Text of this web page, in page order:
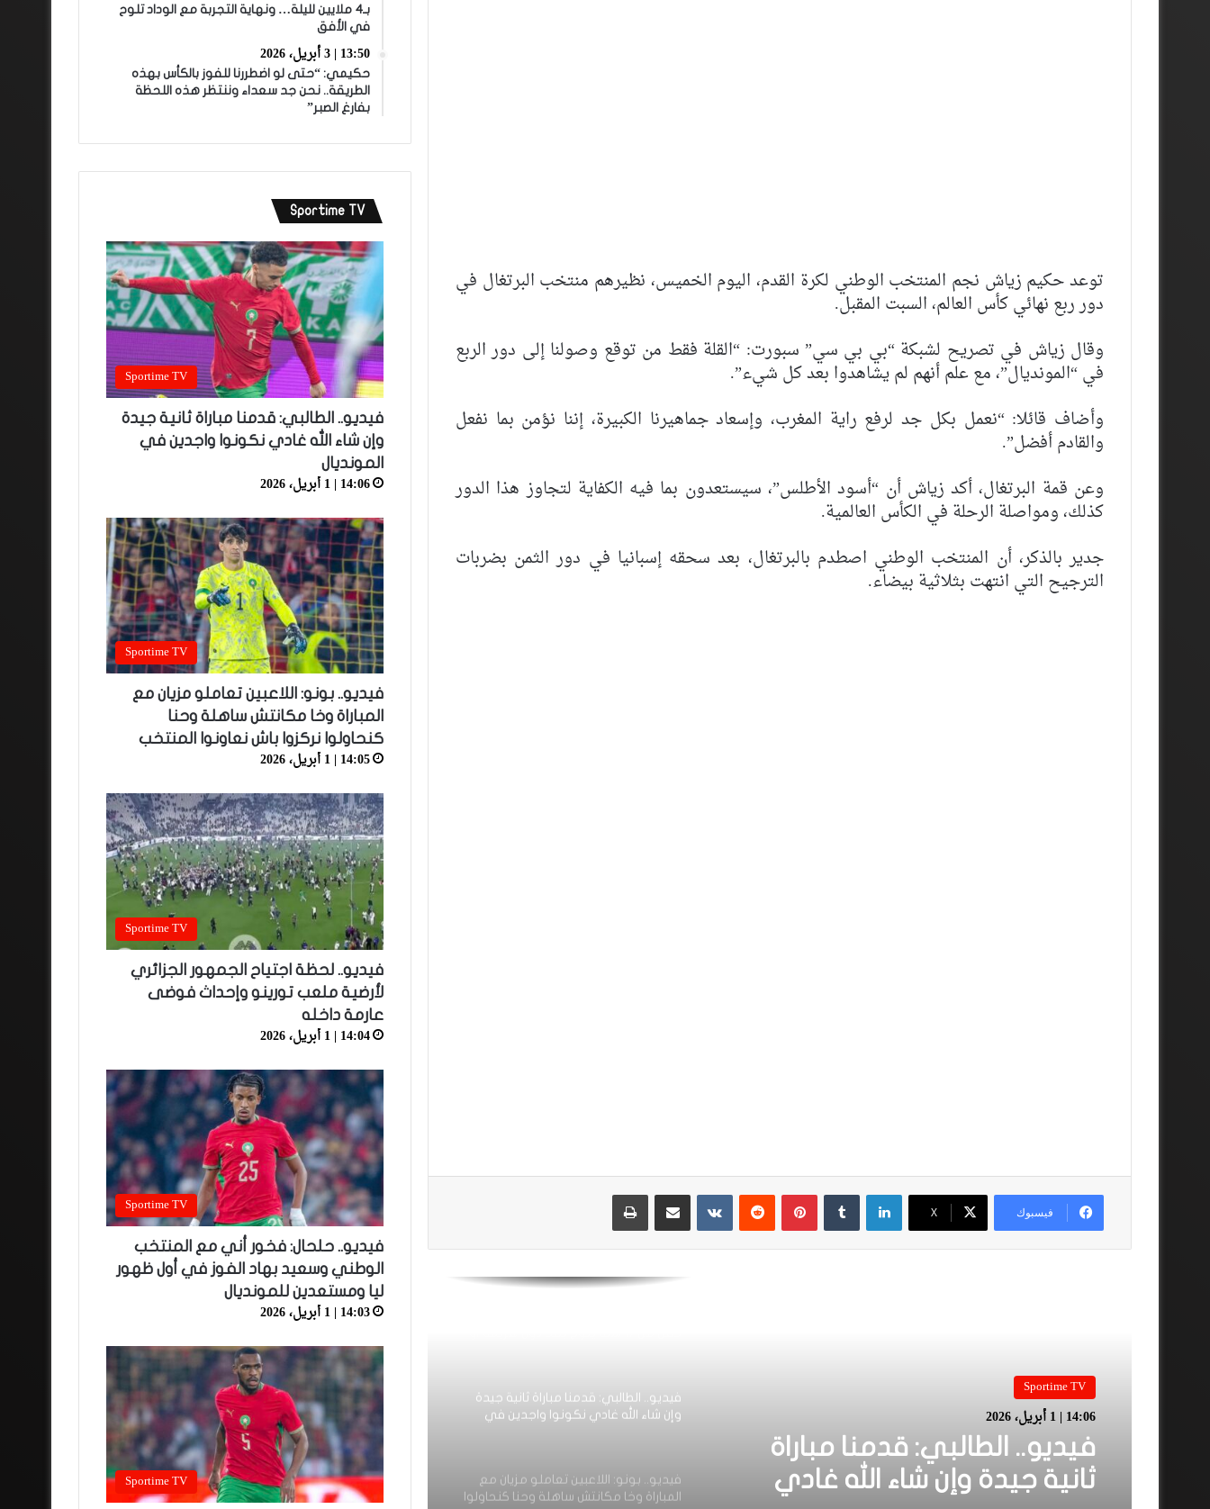
توعد حكيم زياش نجم المنتخب الوطني لكرة القدم، اليوم الخميس، نظيرهم منتخب البرتغال في
دور ربع نهائي كأس العالم، السبت المقبل.
وقال زياش في تصريح لشبكة “بي بي سي” سبورت: “القلة فقط من توقع وصولنا إلى دور الربع
في “المونديال”، مع علم أنهم لم يشاهدوا بعد كل شيء”.
وأضاف قائلا: “نعمل بكل جد لرفع راية المغرب، وإسعاد جماهيرنا الكبيرة، إننا نؤمن بما نفعل
والقادم أفضل”.
وعن قمة البرتغال، أكد زياش أن “أسود الأطلس”، سيستعدون بما فيه الكفاية لتجاوز هذا الدور
كذلك، ومواصلة الرحلة في الكأس العالمية.
جدير بالذكر، أن المنتخب الوطني اصطدم بالبرتغال، بعد سحقه إسبانيا في دور الثمن بضربات
الترجيح التي انتهت بثلاثية بيضاء.
فيسبوك ‫X
لينكدإن بينتيريست مشاركة عبر البريد طباعة
Sportime TV
14:06 | 1 أبريل، 2026
Sportime TV
14:05 | 1 أبريل، 2026
فيديو.. بونو: اللاعبين تعاملو
على عرش شمال إفريقيا: المنتخب الوطني
لأقل من 17 سنة يتوج بطلا دون هزيمة أو
فيديو.. بونو: اللاعبين تعاملو مزيان مع
المباراة وخا مكانتش ساهلة وحنا كنحاولوا
فيديو.. حلحال: فخور أني مع المنتخب
الوطني وسعيد بهاد الفوز في أول ظهور
بـ4 ملايين لليلة… ونهاية التجربة مع الوداد تلوح
في الأفق
13:50 | 3 أبريل، 2026
حكيمي: “حتى لو اضطررنا للفوز بالكأس بهذه
الطريقة.. نحن جد سعداء وننتظر هذه اللحظة
بفارغ الصبر”
Sportime TV
Sportime TV
فيديو.. الطالبي: قدمنا مباراة ثانية جيدة
وإن شاء الله غادي نكونوا واجدين في
المونديال
14:06 | 1 أبريل، 2026
Sportime TV
فيديو.. بونو: اللاعبين تعاملو مزيان مع
المباراة وخا مكانتش ساهلة وحنا
كنحاولوا نركزوا باش نعاونوا المنتخب
14:05 | 1 أبريل، 2026
Sportime TV
فيديو.. لحظة اجتياح الجمهور الجزائري
لأرضية ملعب تورينو وإحداث فوضى
عارمة داخله
14:04 | 1 أبريل، 2026
Sportime TV
فيديو.. حلحال: فخور أني مع المنتخب
الوطني وسعيد بهاد الفوز في أول ظهور
ليا ومستعدين للمونديال
14:03 | 1 أبريل، 2026
Sportime TV